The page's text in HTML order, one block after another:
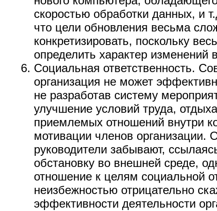
скоростью обработки данных, и
что цели обновления весьма
конкретизировать, поскольку
определить характер изменений
Социальная ответственность.
организация не может
не разработав систему
улучшение условий труда,
приемлемых отношений внутри
мотивации членов организации.
руководители забывают,
обстановку во внешней среде,
отношение к целям социальной
неизбежностью отрицательно
эффективности деятельности